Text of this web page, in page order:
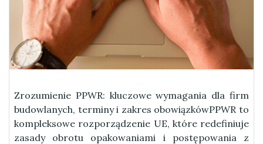
Zrozumienie PPWR: kluczowe wymagania dla firm
budowlanych, terminy i zakres obowiązkówPPWR to
kompleksowe rozporządzenie UE, które redefiniuje
zasady obrotu opakowaniami i postępowania z